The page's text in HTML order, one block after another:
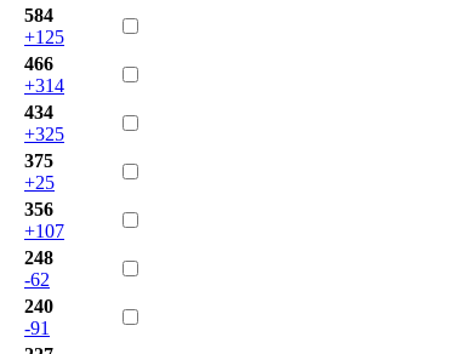
584
+125
466
+314
434
+325
375
+25
356
+107
248
-62
240
-91